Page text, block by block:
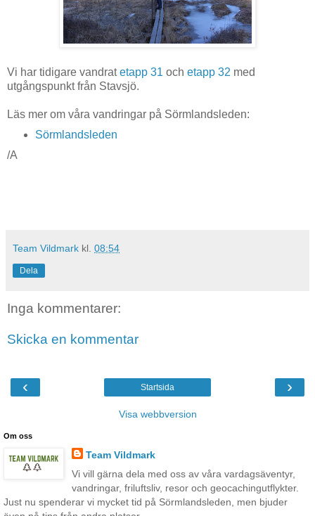
Vi har tidigare vandratetapp 31 och etapp 32 med
utgångspunkt från Stavsjö.
Läs mer om våra vandringar på Sörmlandsleden:
Sörmlandsleden
/A
Team Vildmark kl. 08:54
Dela
Inga kommentarer:
Skicka en kommentar
‹ ›
Startsida
Visa webbversion
Om oss
Team Vildmark
Vi vill gärna dela med oss av våra vardagsäventyr,
vandringar, friluftsliv, resor och geocachingutflykter.
Just nu spenderar vi mycket tid på Sörmlandsleden, men bjuder